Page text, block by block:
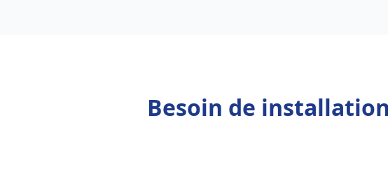
Besoin de